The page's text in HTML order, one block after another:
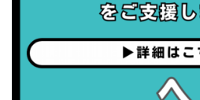
・健康増進普及月間
・職場の健康診断実施強化月間